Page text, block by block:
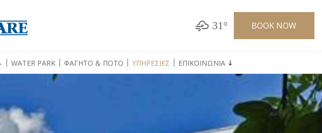
31° BOOK NOW
WATER PARK ΦΑΓΗΤΟ & ΠΟΤΟ ΥΠΗΡΕΣΙΕΣ ΕΠΙΚΟΙΝΩΝΙΑ